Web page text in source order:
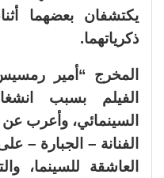
يكتشفان بعضهما
ذكرياتهما.
المخرج “أمير
الفيلم بسبب
السينمائي، وأعرب عن
الفنانة – الجبارة –
العاشقة للسينما،